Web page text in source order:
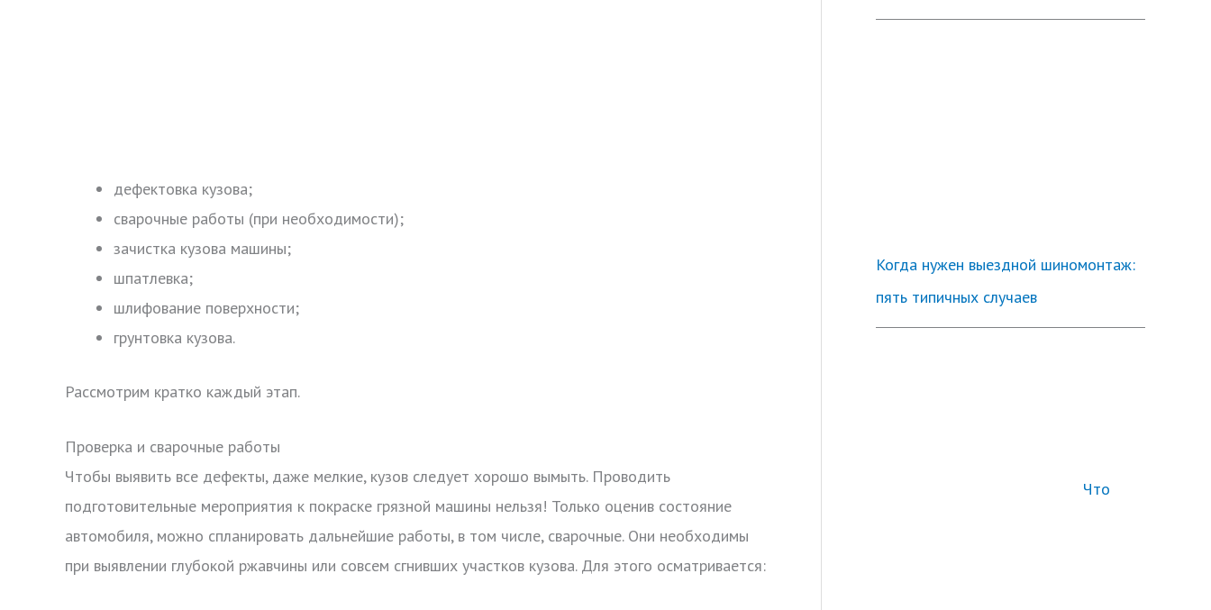
дефектовка кузова;
сварочные работы (при необходимости);
зачистка кузова машины;
шпатлевка;
шлифование поверхности;
грунтовка кузова.
Рассмотрим кратко каждый этап.
Проверка и сварочные работы
Чтобы выявить все дефекты, даже мелкие, кузов следует хорошо вымыть. Проводить
подготовительные мероприятия к покраске грязной машины нельзя! Только оценив состояние
автомобиля, можно спланировать дальнейшие работы, в том числе, сварочные. Они необходимы
при выявлении глубокой ржавчины или совсем сгнивших участков кузова. Для этого осматривается:
Когда нужен выездной шиномонтаж:
пять типичных случаев
Что